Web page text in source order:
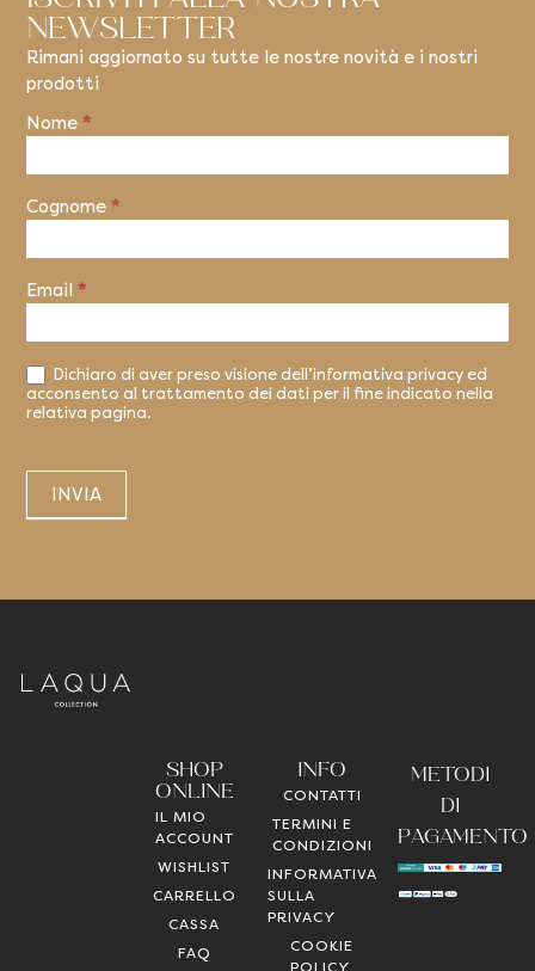
NEWSLETTER
Rimani aggiornato su tutte le nostre novità e i nostri
prodotti
Newsletter
Nome*
Cognome*
Email*
Dichiaro di aver preso visione dell’informativa privacy ed
acconsento al trattamento dei dati per il fine indicato nella
relativa pagina.
INVIA
SHOP
ONLINE
IL MIO
ACCOUNT
WISHLIST
CARRELLO
CASSA
FAQ
INFO
CONTATTI
TERMINI E
CONDIZIONI
INFORMATIVA
SULLA
PRIVACY
COOKIE
METODI
DI
PAGAMENTO